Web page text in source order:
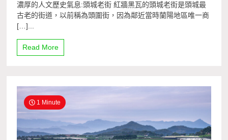
濃厚的人文歷史氣息:頭城老街 紅牆黑瓦的頭城老街是頭城最
古老的街道，以前稱為頭圍街，因為鄰近當時蘭陽地區唯一商
[…]...
Read More
1 Minute